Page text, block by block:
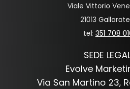
Viale Vittorio
21013
tel: 351 708
SEDE
Evolve
Via San Martino 23,